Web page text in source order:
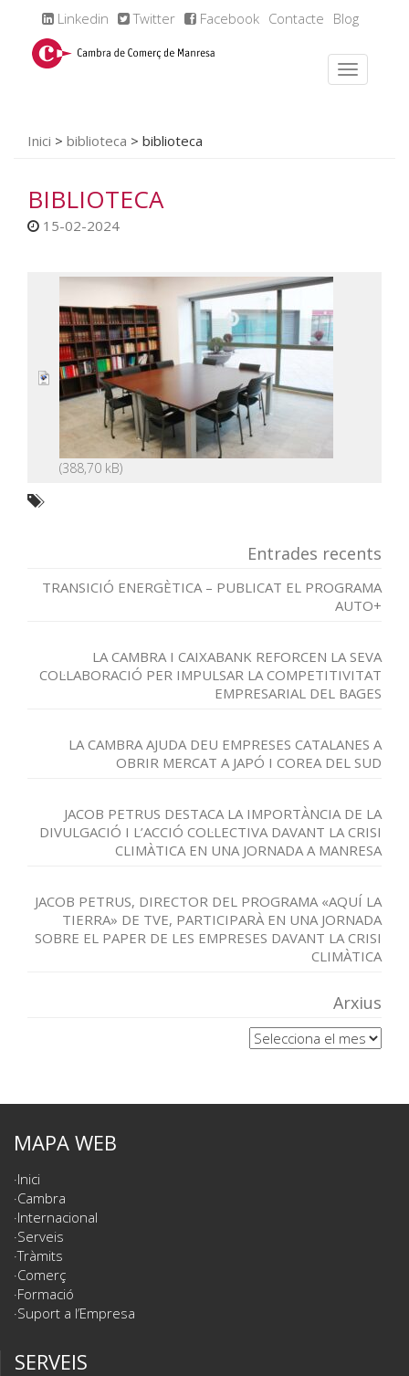
Linkedin Twitter Facebook Contacte Blog
Inici > biblioteca > biblioteca
BIBLIOTECA
15-02-2024
Entrades recents
TRANSICIÓ ENERGÈTICA – PUBLICAT EL PROGRAMA
AUTO+
LA CAMBRA I CAIXABANK REFORCEN LA SEVA
COL·LABORACIÓ PER IMPULSAR LA COMPETITIVITAT
EMPRESARIAL DEL BAGES
LA CAMBRA AJUDA DEU EMPRESES CATALANES A
OBRIR MERCAT A JAPÓ I COREA DEL SUD
JACOB PETRUS DESTACA LA IMPORTÀNCIA DE LA
DIVULGACIÓ I L’ACCIÓ COL·LECTIVA DAVANT LA CRISI
CLIMÀTICA EN UNA JORNADA A MANRESA
JACOB PETRUS, DIRECTOR DEL PROGRAMA «AQUÍ LA
TIERRA» DE TVE, PARTICIPARÀ EN UNA JORNADA
SOBRE EL PAPER DE LES EMPRESES DAVANT LA CRISI
CLIMÀTICA
Arxius
Arxius
MAPA WEB
Inici
Cambra
Internacional
Serveis
Tràmits
Comerç
Formació
Suport a l’Empresa
SERVEIS